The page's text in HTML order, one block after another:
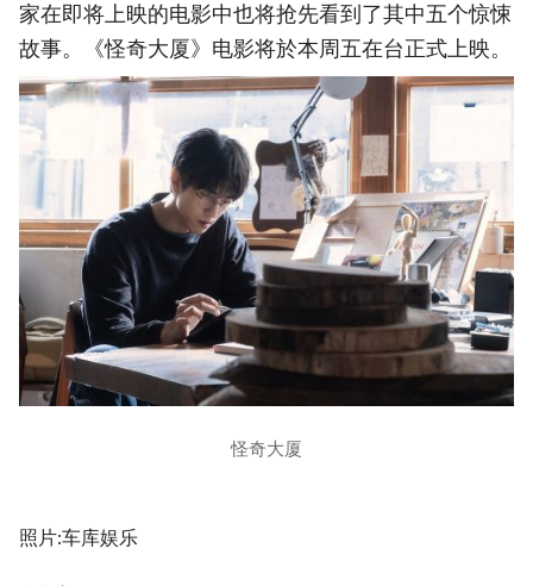
家在即将上映的电影中也将抢先看到了其中五个惊悚
故事。《怪奇大厦》电影将於本周五在台正式上映。
怪奇大厦
照片:车库娱乐